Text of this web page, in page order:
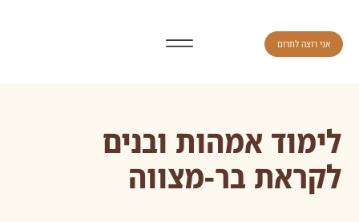
אני רוצה לתרום
לימוד אמהות ובנים
לקראת בר-מצווה